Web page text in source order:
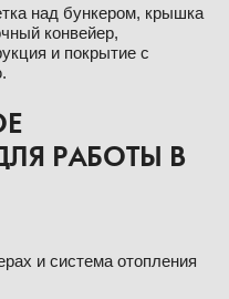
над бункером, крышка
конвейер,
и покрытие с
РАБОТЫ В
и система отопления